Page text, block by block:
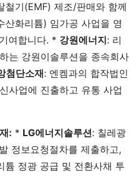
철기(EMF) 제조/판매와 함께
산화리튬) 임가공 사업을 영
여합니다. * 강원에너지: 리
는 강원이솔루션을 종속회사
첨단소재: 엔켐과의 합작법인
사업에 진출하고 유통 사업
: * LG에너지솔루션: 칠레광
정보요청절차를 제출하고,
튬 정광 공급 및 전환사채 투